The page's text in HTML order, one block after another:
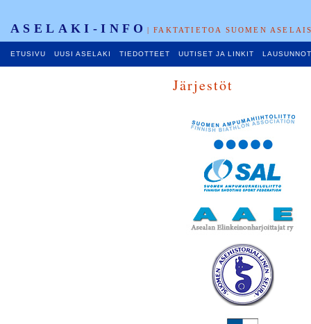
ASELAKI-INFO | FAKTATIETOA SUOMEN
ETUSIVU UUSI ASELAKI TIEDOTTEET UUTISET JA LINKIT LAUSUNNOT
Järjestöt